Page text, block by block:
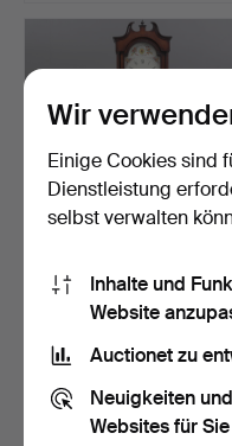
BODENDRAHT, wohl
Englad, 19. Jahrhundert.
Beendet 26. Jun 2023
1 Gebot
Wir
Einige Cookies sind
Dienstleistung
selbst verwalten
Inhalte und
Website
Auctionet zu
Neuigkeiten
Websites für